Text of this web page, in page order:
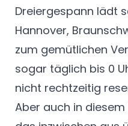
Dreiergespann lädt
Hannover,
zum gemütlichen
sogar täglich bis 0
nicht rechtzeitig
Aber auch in